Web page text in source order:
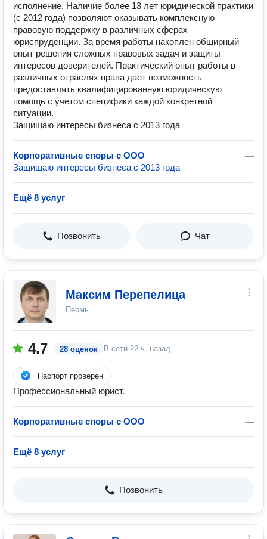
исполнение. Наличие более 13 лет юридической практики
(с 2012 года) позволяют оказывать комплексную
правовую поддержку в различных сферах
юриспруденции. За время работы накоплен обширный
опыт решения сложных правовых задач и защиты
интересов доверителей. Практический опыт работы в
различных отраслях права дает возможность
предоставлять квалифицированную юридическую
помощь с учетом специфики каждой конкретной
ситуации.
Защищаю интересы бизнеса с 2013 года
Корпоративные споры с ООО
—
Защищаю интересы бизнеса с 2013 года
Ещё 8 услуг
Позвонить Чат
Максим Перепелица
Пермь
4.7 28 оценок В сети 22 ч. назад
Паспорт проверен
Профессиональный юрист.
Корпоративные споры с ООО —
Ещё 8 услуг
Позвонить